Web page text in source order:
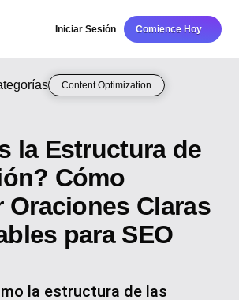
Iniciar Sesión Comience Hoy
Content Optimization
la Estructura de
Cómo
Oraciones Claras
para SEO
la estructura de las